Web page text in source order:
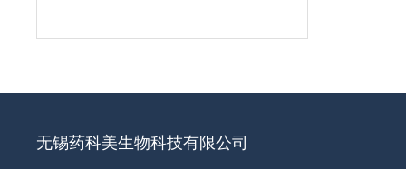
无锡药科美生物科技有限公司